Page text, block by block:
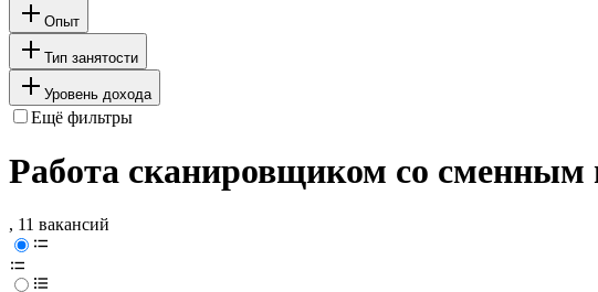
Опыт
Тип занятости
Уровень дохода
Ещё фильтры
Работа сканировщиком со сменным
, 11 вакансий